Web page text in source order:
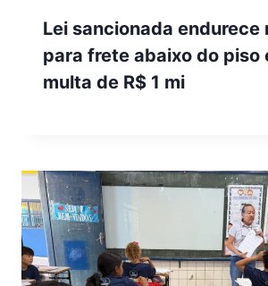
Lei sancionada endurece
para frete abaixo do piso
multa de R$ 1 mi